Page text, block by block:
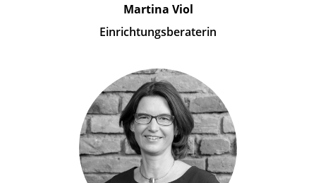
Martina Viol
Einrichtungsberaterin